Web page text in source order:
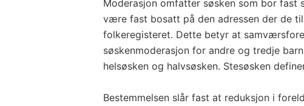
Moderasjon omfatter søsken som bor fast
være fast bosatt på den adressen der de
folkeregisteret. Dette betyr at
søskenmoderasjon for andre og tredje
helsøsken og halvsøsken. Stesøsken
Bestemmelsen slår fast at reduksjon i